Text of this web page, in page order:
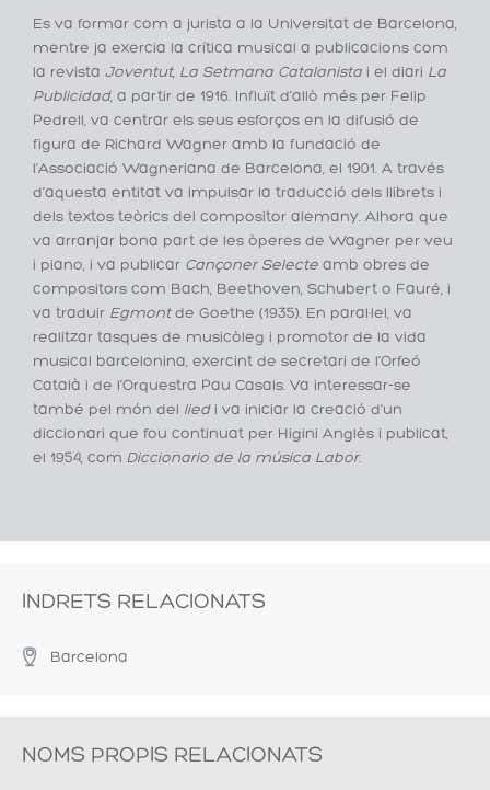
Es va formar com a jurista a la Universitat de Barcelona,
mentre ja exercia la crítica musical a publicacions com
la revista Joventut, La Setmana Catalanista i el diari La
Publicidad, a partir de 1916. Influït d’allò més per Felip
Pedrell, va centrar els seus esforços en la difusió de
figura de Richard Wagner amb la fundació de
l’Associació Wagneriana de Barcelona, el 1901. A través
d’aquesta entitat va impulsar la traducció dels llibrets i
dels textos teòrics del compositor alemany. Alhora que
va arranjar bona part de les òperes de Wagner per veu
i piano, i va publicar Cançoner Selecte amb obres de
compositors com Bach, Beethoven, Schubert o Fauré, i
va traduir Egmont de Goethe (1935). En paral·lel, va
realitzar tasques de musicòleg i promotor de la vida
musical barcelonina, exercint de secretari de l’Orfeó
Català i de l’Orquestra Pau Casals. Va interessar-se
també pel món del liedi va iniciar la creació d’un
diccionari que fou continuat per Higini Anglès i publicat,
el 1954, com Diccionario de la música Labor.
INDRETS RELACIONATS
Barcelona
NOMS PROPIS RELACIONATS